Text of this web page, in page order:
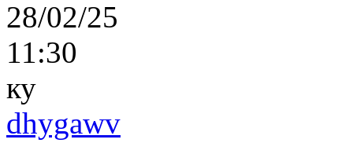
28/02/25
11:30
ку
dhygawv